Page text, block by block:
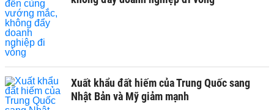
Xuất khẩu đất hiếm của Trung Quốc sang
Nhật Bản và Mỹ giảm mạnh